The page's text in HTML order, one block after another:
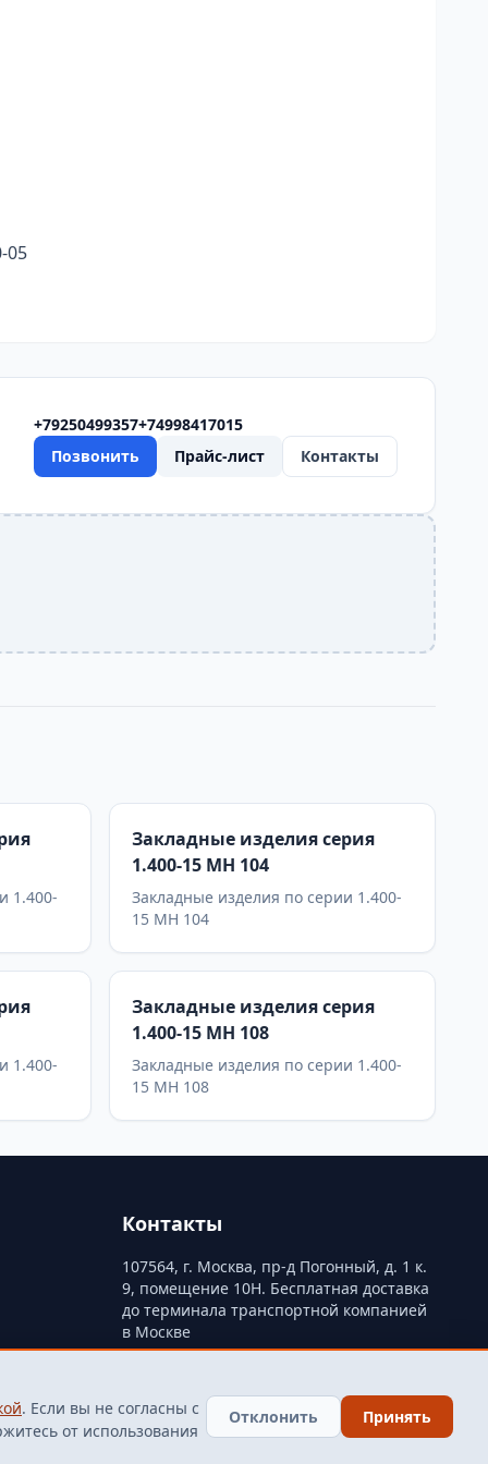
05
+79250499357+74998417015
Позвонить
Прайс-лист Контакты
1.400-
Закладные изделия серия
1.400-15 МН 104
Закладные изделия по серии 1.400-
15 МН 104
1.400-
Закладные изделия серия
1.400-15 МН 108
Закладные изделия по серии 1.400-
15 МН 108
Контакты
107564, г. Москва, пр-д Погонный, д. 1 к.
9, помещение 10Н. Бесплатная доставка
до терминала транспортной компанией
в Москве
finarm98@mail.ru
. Если вы не согласны с
от использования
Отклонить Принять